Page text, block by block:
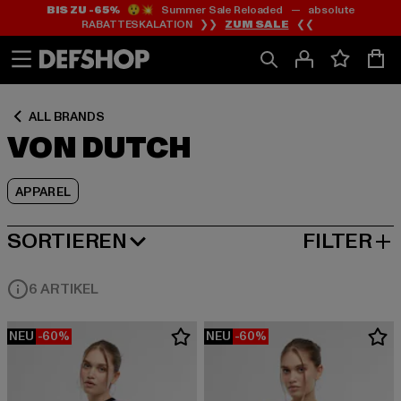
Zum
Inhalt
springen
Zum
Fußzeile
springen
BIS ZU -65%😲💥 Summer Sale Reloaded — absolute
RABATTESKALATION ❯❯ ZUM SALE ❮❮
ALL BRANDS
VON DUTCH
APPAREL
Zum
Produktraster
springen
SORTIEREN
BELIEBTESTE FILTER
6 ARTIKEL
NEU -60% NEU -60%